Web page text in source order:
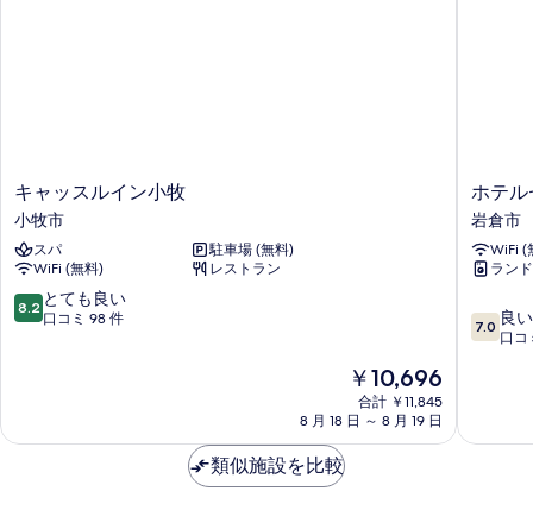
を
表
示
す
る
示
す
る
キ
ャ
ッ
ス
ル
イ
ン
キャッスルイン小牧
小牧市
スパ
駐車場 (無料)
WiFi (無料)
レストラン
10
段
も
8.2 とても良い
口コミ 98 件
現
在
の
￥10,696
合計 ￥11,845
8 月 18 日 ～ 8 月 19 日
ホ
テ
ル
セ
レ
ト
イ
岩
ホテ
岩倉市
WiFi (
ラン
10
段
い、
7.0 良い
口
類似施設を比較